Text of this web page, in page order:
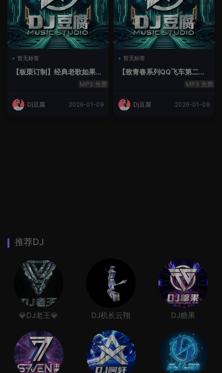
暂无标签
【板栗订制】经典老歌如果最
后不是你House Lak串烧弹免费
Dj豆腐 2026-01-09
暂无标签
【致青春系列QQ飞车第二季
免费
Dj豆腐 2026-01-09
推荐DJ
💎DJ老王💎 DJ机长云翔 DJ糖果